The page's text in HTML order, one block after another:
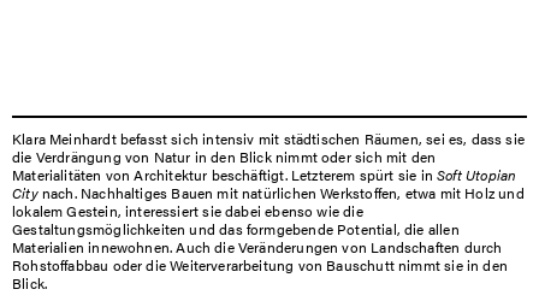
Klara Meinhardt befasst sich intensiv mit städtischen Räumen, sei es, dass sie
die Verdrängung von Natur in den Blick nimmt oder sich mit den
Materialitäten von Architektur beschäftigt. Letzterem spürt sie inSoft Utopian
Citynach. Nachhaltiges Bauen mit natürlichen Werkstoffen, etwa mit Holz und
lokalem Gestein, interessiert sie dabei ebenso wie die
Gestaltungsmöglichkeiten und das formgebende Potential, die allen
Materialien innewohnen. Auch die Veränderungen von Landschaften durch
Rohstoffabbau oder die Weiterverarbeitung von Bauschutt nimmt sie in den
Blick.